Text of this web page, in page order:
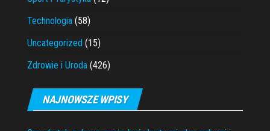
Technologia (58)
Uncategorized (15)
Zdrowie i Uroda (426)
NAJNOWSZE WPISY